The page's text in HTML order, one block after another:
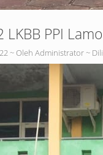
LKBB PPI
~ Oleh Administrator ~